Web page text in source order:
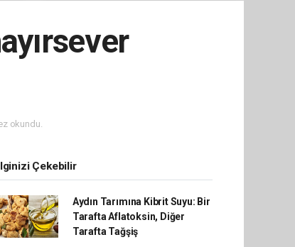
okundu.
Çekebilir
Aydın Tarımına Kibrit Suyu: Bir
Tarafta Aflatoksin, Diğer
Tarafta Tağşiş